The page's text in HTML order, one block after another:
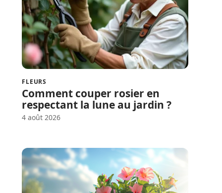
FLEURS
Comment couper rosier en
respectant la lune au jardin ?
4 août 2026